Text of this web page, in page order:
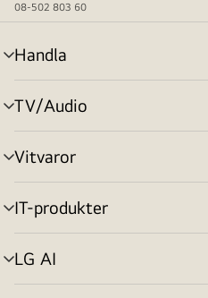
08-502 803 60
Handla
menyväxling
TV/Audio
menyväxling
Vitvaror
menyväxling
IT-produkter
menyväxling
LG AI
menyväxling